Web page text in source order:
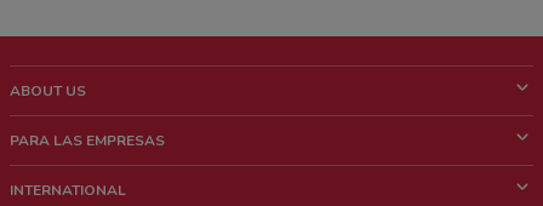
ABOUT US
¿Quiénes Somos?
PARA LAS EMPRESAS
INTERNATIONAL